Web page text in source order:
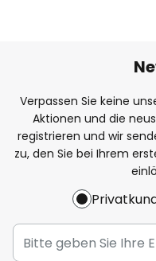
Verpassen Sie keine
Aktionen und die
registrieren und wir
zu, den Sie bei Ihrem